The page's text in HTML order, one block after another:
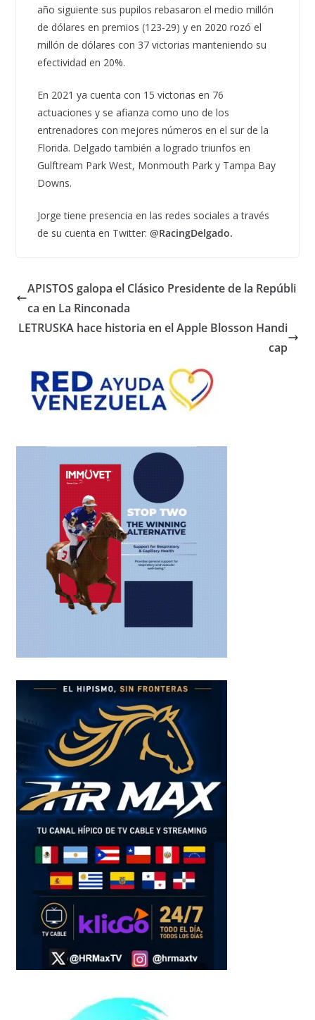
año siguiente sus pupilos rebasaron el medio millón
de dólares en premios (123-29) y en 2020 rozó el
millón de dólares con 37 victorias manteniendo su
efectividad en 20%.
En 2021 ya cuenta con 15 victorias en 76
actuaciones y se afianza como uno de los
entrenadores con mejores números en el sur de la
Florida. Delgado también a logrado triunfos en
Gulftream Park West, Monmouth Park y Tampa Bay
Downs.
Jorge tiene presencia en las redes sociales a través
de su cuenta en Twitter: @RacingDelgado.
APISTOS galopa el Clásico Presidente de la Repúbli
ca en La Rinconada
LETRUSKA hace historia en el Apple Blosson Handi
cap